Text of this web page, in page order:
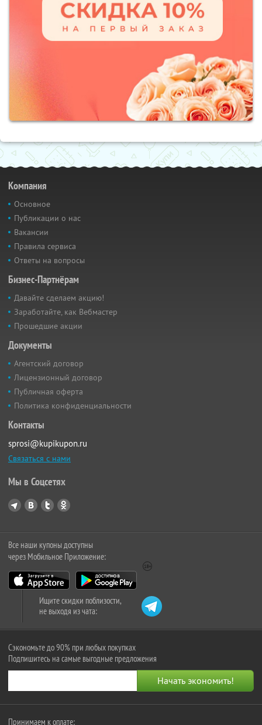
Компания
Основное
Публикации о нас
Вакансии
Правила сервиса
Ответы на вопросы
Бизнес-Партнёрам
Давайте сделаем акцию!
Заработайте, как Вебмастер
Прошедшие акции
Документы
Агентский договор
Лицензионный договор
Публичная оферта
Политика конфиденциальности
Контакты
sprosi@kupikupon.ru
Связаться с нами
Мы в Соцсетях
Все наши купоны доступны
через Мобильное Приложение:
Ищите скидки поблизости,
не выходя из чата:
Сэкономьте до 90% при любых покупках
Подпишитесь на самые выгодные предложения
Принимаем к оплате: